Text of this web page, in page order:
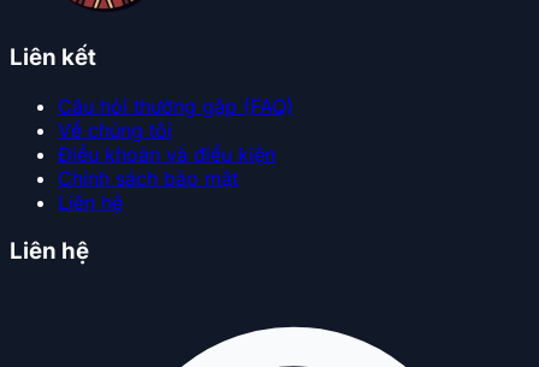
Liên kết
Câu hỏi thường gặp (FAQ)
Về chúng tôi
Điều khoản và điều kiện
Chính sách bảo mật
Liên hệ
Liên hệ